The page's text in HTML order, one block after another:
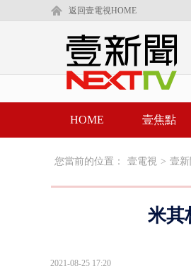
返回壹電視HOME
HOME 壹焦點
您當前的位置： 壹電視 > 壹新
米其
2021-08-25 17:20